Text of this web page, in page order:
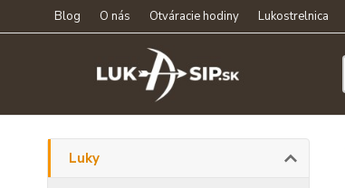
Blog O nás Otváracie hodiny Lukostrelnica
Luky